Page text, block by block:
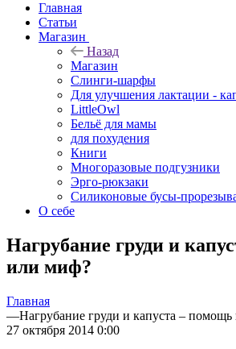
Главная
Статьи
Магазин
Назад
Магазин
Слинги-шарфы
Для улучшения лактации -
LittleOwl
Бельё для мамы
для похудения
Книги
Многоразовые подгузники
Эрго-рюкзаки
Силиконовые бусы-
О себе
Нагрубание груди и
или миф?
Главная
—Нагрубание груди и капуста –
27 октября 2014 0:00